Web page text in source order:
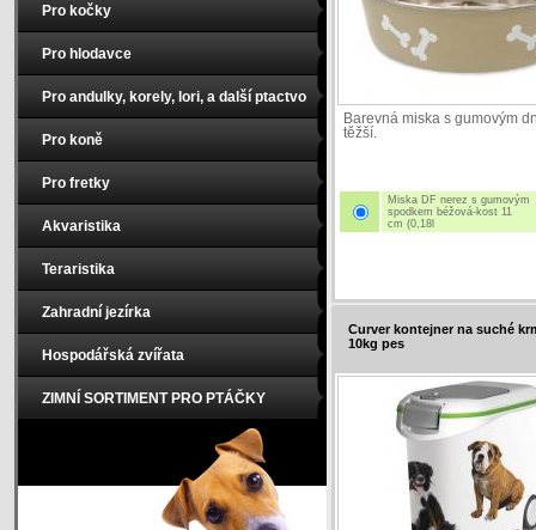
Barevná miska s gumovým
těžší.
Miska DF nerez s gumovým
spodkem béžová-kost 11
cm (0,18l
Curver kontejner na suché
10kg pes
Pro kočky
Pro hlodavce
Pro andulky, korely, lori, a další ptactvo
Pro koně
Pro fretky
Akvaristika
Teraristika
Zahradní jezírka
Hospodářská zvířata
ZIMNÍ SORTIMENT PRO PTÁČKY